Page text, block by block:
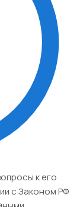
к его
с Законом РФ